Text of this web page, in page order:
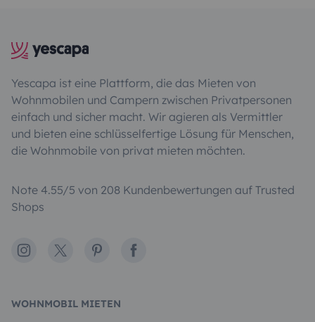
Yescapa ist eine Plattform, die das Mieten von
Wohnmobilen und Campern zwischen Privatpersonen
einfach und sicher macht. Wir agieren als Vermittler
und bieten eine schlüsselfertige Lösung für Menschen,
die Wohnmobile von privat mieten möchten.
Note 4.55/5 von 208 Kundenbewertungen auf Trusted
Shops
Instagram
X PinterestFacebook
WOHNMOBIL MIETEN